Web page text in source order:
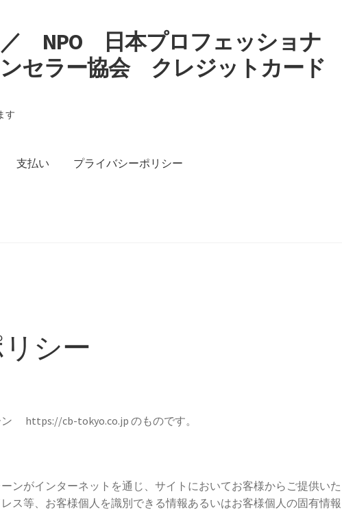
／ NPO 日本プロフェッショナ
セラー協会 クレジットカード
す
支払い プライバシーポリシー
シー
https://cb-tokyo.co.jp のものです。
ンがインターネットを通じ、サイトにおいてお客様からご提供いた
ス等、お客様個人を識別できる情報あるいはお客様個人の固有情報